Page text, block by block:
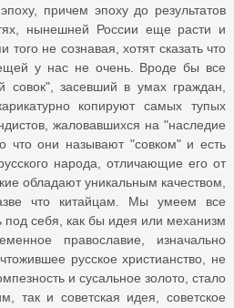
причем эпоху до результатов
нынешней России еще расти и
не сознавая, хотят сказать что
у нас не очень. Вроде бы все
совок", засевший в умах граждан,
копируют самых тупых
жаловавшихся на "наследие
что они называют "совком" и есть
народа, отличающие его от
обладают уникальным качеством,
что китайцам. Мы умеем все
под себя, как бы идея или механизм
православие, изначально
русское христианство, не
и сусальное золото, стало
так и советская идея, советское